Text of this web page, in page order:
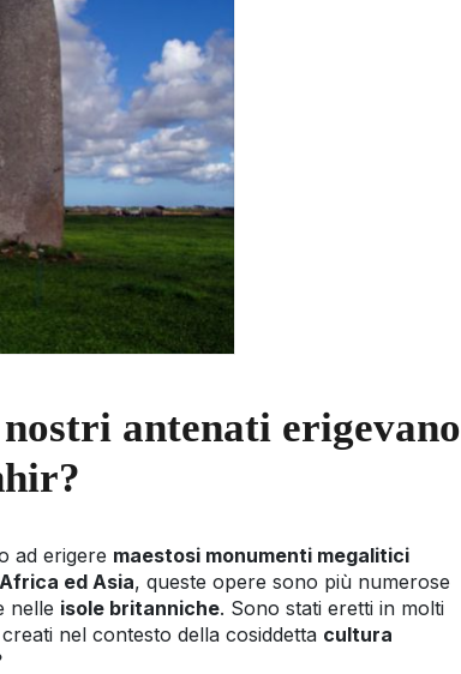
antenati erigevano
ad erigere maestosi monumenti megalitici
ed Asia, queste opere sono più numerose
nelle isole britanniche. Sono stati eretti in molti
nel contesto della cosiddetta cultura